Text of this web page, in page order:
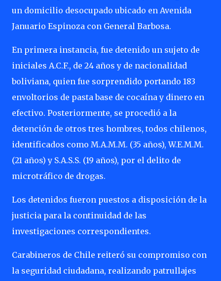
un domicilio desocupado ubicado en Avenida
Januario Espinoza con General Barbosa.
En primera instancia, fue detenido un sujeto de
iniciales A.C.F., de 24 años y de nacionalidad
boliviana, quien fue sorprendido portando 183
envoltorios de pasta base de cocaína y dinero en
efectivo. Posteriormente, se procedió a la
detención de otros tres hombres, todos chilenos,
identificados como M.A.M.M. (35 años), W.E.M.M.
(21 años) y S.A.S.S. (19 años), por el delito de
microtráfico de drogas.
Los detenidos fueron puestos a disposición de la
justicia para la continuidad de las
investigaciones correspondientes.
Carabineros de Chile reiteró su compromiso con
la seguridad ciudadana, realizando patrullajes